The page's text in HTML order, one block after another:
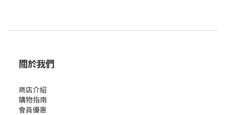
關於我們
商店介紹
購物指南
會員優惠